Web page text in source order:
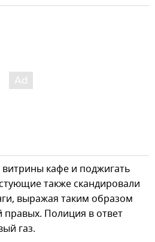
кафе и поджигать
также скандировали
выражая таким образом
правых. Полиция в ответ
газ.